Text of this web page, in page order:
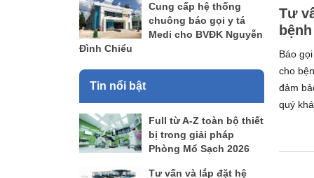
Cung cấp hệ thống
chuông báo gọi y tá
Medi cho BVĐK Nguyễn
Đình Chiểu
Tin nổi bật
Full từ A-Z toàn bộ thiết
bị trong giải pháp
Phòng Mổ Sạch 2026
Tư vấn và lắp đặt hệ
Tư
Báo
cho
đảm
quý